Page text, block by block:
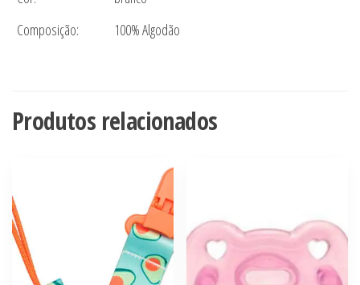
Composição:
100% Algodão
Produtos relacionados